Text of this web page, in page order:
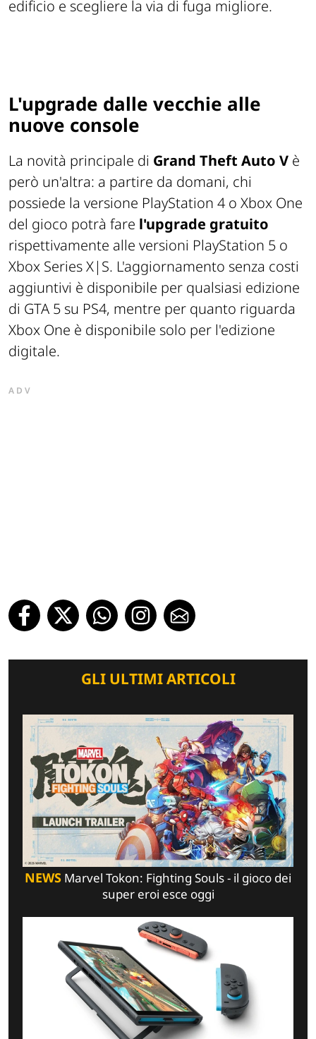
edificio e scegliere la via di fuga migliore.
L'upgrade dalle vecchie alle
nuove console
La novità principale di Grand Theft Auto V è
però un'altra: a partire da domani, chi
possiede la versione PlayStation 4 o Xbox One
del gioco potrà fare l'upgrade gratuito
rispettivamente alle versioni PlayStation 5 o
Xbox Series X|S. L'aggiornamento senza costi
aggiuntivi è disponibile per qualsiasi edizione
di GTA 5 su PS4, mentre per quanto riguarda
Xbox One è disponibile solo per l'edizione
digitale.
ADV
GLI ULTIMI ARTICOLI
NEWS Marvel Tokon: Fighting Souls - il gioco dei
super eroi esce oggi